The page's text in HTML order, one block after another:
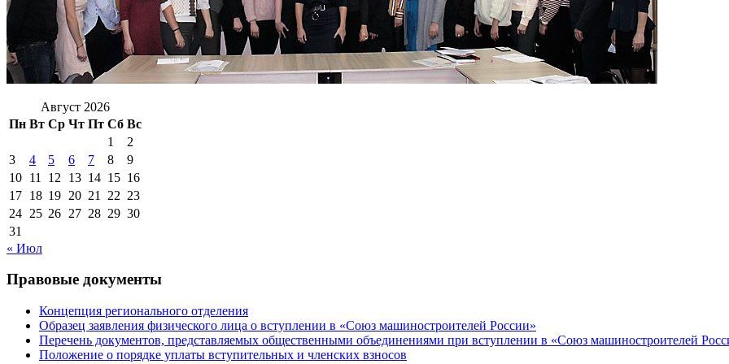
Август 2026
Пн Вт Ср Чт Пт Сб Вс
1
2
3
4 5 6 7 8
9
10 11 12 13 14 15 16
17 18 19 20 21 22 23
24 25 26 27 28 29 30
31
« Июл
Правовые документы
Концепция регионального отделения
Образец заявления физического лица о вступлении в «Союз машиностроителей России»
Перечень документов, представляемых общественными объединениями при вступлении в «Союз машиностроителей
Положение о порядке уплаты вступительных и членских взносов